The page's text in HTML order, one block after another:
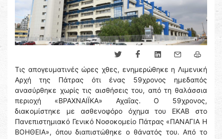
Τις απογευματινές ώρες χθες, ενημερώθηκε η Λιμενική
Αρχή της Πάτρας ότι ένας 59χρονος ημεδαπός
ανασύρθηκε χωρίς τις αισθήσεις του, από τη θαλάσσια
περιοχή «ΒΡΑΧΝΑΙΪΚΑ» Αχαΐας. Ο 59χρονος,
διακομίστηκε με ασθενοφόρο όχημα του ΕΚΑΒ στο
Πανεπιστημιακό Γενικό Νοσοκομείο Πάτρας «ΠΑΝΑΓΙΑ Η
ΒΟΗΘΕΙΑ», όπου διαπιστώθηκε ο θάνατός του. Από το